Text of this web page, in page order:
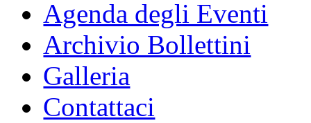
Agenda degli Eventi
Archivio Bollettini
Galleria
Contattaci